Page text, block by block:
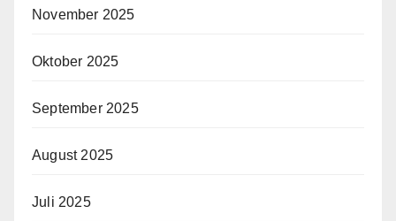
November 2025
Oktober 2025
September 2025
August 2025
Juli 2025